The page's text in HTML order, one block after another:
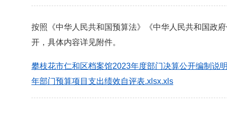
按照《中华人民共和国预算法》《中华人民共和国政
开，具体内容详见附件。
攀枝花市仁和区档案馆2023年度部门决算公开编制说
年部门预算项目支出绩效自评表.xlsx.xls